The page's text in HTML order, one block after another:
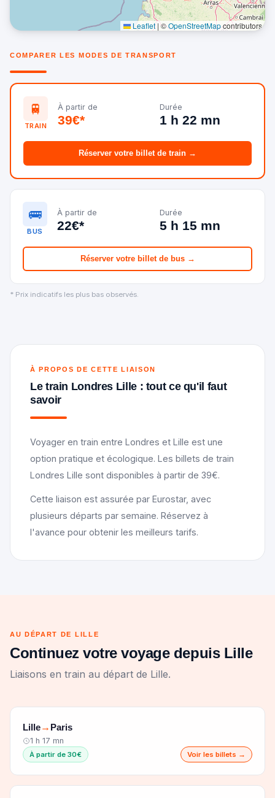
Leaflet |©OpenStreetMapcontributors
COMPARER LES MODES DE TRANSPORT
🚆
TRAIN
À partir de
39€*
Durée
1 h 22 mn
Réserver votre billet de train →
🚌
BUS
À partir de
22€*
Durée
5 h 15 mn
Réserver votre billet de bus →
* Prix indicatifs les plus bas observés.
À PROPOS DE CETTE LIAISON
Le train Londres Lille : tout ce qu'il faut
savoir
Voyager en train entre Londres et Lille est une
option pratique et écologique. Les billets de train
Londres Lille sont disponibles à partir de 39€.
Cette liaison est assurée par Eurostar, avec
plusieurs départs par semaine. Réservez à
l'avance pour obtenir les meilleurs tarifs.
AU DÉPART DE LILLE
Continuez votre voyage depuis Lille
Liaisons en train au départ de Lille.
Lille→ Paris
1 h 17 mn
À partir de 30€ Voir les billets →